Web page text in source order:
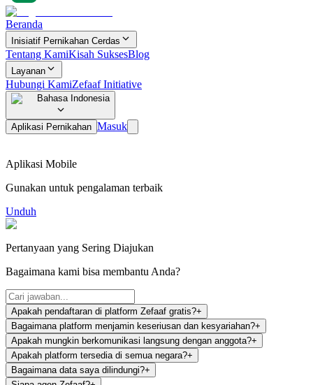
Beranda
Inisiatif Pernikahan Cerdas
Tentang KamiKisah SuksesBlog
Layanan
Hubungi KamiZefaaf Initiative
Bahasa Indonesia
Aplikasi Pernikahan Masuk
Aplikasi Mobile
Gunakan untuk pengalaman terbaik
Unduh
Pertanyaan yang Sering Diajukan
Bagaimana kami bisa membantu Anda?
Apakah pendaftaran di platform Zefaaf gratis?+
Bagaimana platform menjamin keseriusan dan kesyariahan?+
Apakah mungkin berkomunikasi langsung dengan anggota?+
Apakah platform tersedia di semua negara?+
Bagaimana data saya dilindungi?+